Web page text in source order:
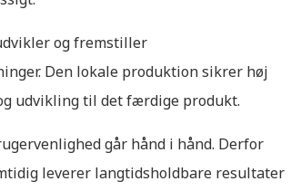
og fremstiller
Den lokale produktion sikrer høj
udvikling til det færdige produkt.
går hånd i hånd. Derfor
leverer langtidsholdbare resultater